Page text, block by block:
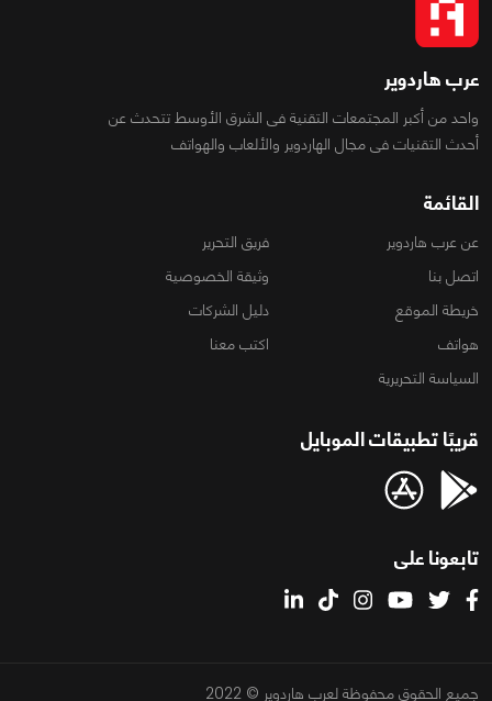
عرب هاردوير
واحد من أكبر المجتمعات التقنية فى الشرق الأوسط تتحدث عن
أحدث التقنيات فى مجال الهاردوير والألعاب والهواتف
القائمة
عن عرب هاردوير
فريق التحرير
اتصل بنا
وثيقة الخصوصية
خريطة الموقع
دليل الشركات
هواتف
اكتب معنا
السياسة التحريرية
قريبًا تطبيقات الموبايل
تابعونا على
جميع الحقوق محفوظة لعرب هاردوير © 2022